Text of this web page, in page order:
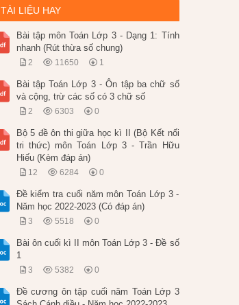
TÀI LIỆU HAY
Bài tập môn Toán Lớp 3 - Dạng 1: Tính
nhanh (Rút thừa số chung)
2 11650 1
Bài tập Toán Lớp 3 - Ôn tập ba chữ số
và cộng, trừ các số có 3 chữ số
2 6303 0
Bộ 5 đề ôn thi giữa học kì II (Bộ Kết nối
tri thức) môn Toán Lớp 3 - Trần Hữu
Hiếu (Kèm đáp án)
12 6284 0
Đề kiểm tra cuối năm môn Toán Lớp 3 -
Năm học 2022-2023 (Có đáp án)
3 5518 0
Bài ôn cuối kì II môn Toán Lớp 3 - Đề số
1
3 5382 0
Đề cương ôn tập cuối năm Toán Lớp 3